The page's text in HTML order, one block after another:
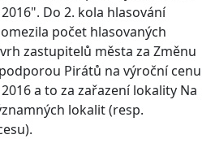
Do 2. kola hlasování
počet hlasovaných
zastupitelů města za Změnu
Pirátů na výroční cenu
a to za zařazení lokality Na
lokalit (resp.